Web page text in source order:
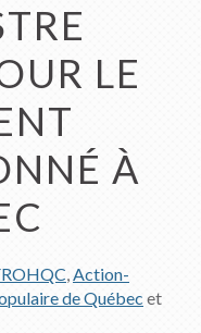
LE
À
,Action-
de Québec et